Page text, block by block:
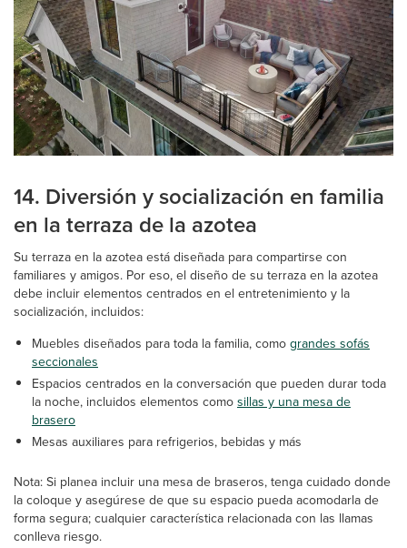
14. Diversión y socialización en familia
en la terraza de la azotea
Su terraza en la azotea está diseñada para compartirse con
familiares y amigos. Por eso, el diseño de su terraza en la azotea
debe incluir elementos centrados en el entretenimiento y la
socialización, incluidos:
Muebles diseñados para toda la familia, comograndes sofás
seccionales
Espacios centrados en la conversación que pueden durar toda
la noche, incluidos elementos comosillas y una mesa de
brasero
Mesas auxiliares para refrigerios, bebidas y más
Nota: Si planea incluir una mesa de braseros, tenga cuidado donde
la coloque y asegúrese de que su espacio pueda acomodarla de
forma segura; cualquier característica relacionada con las llamas
conlleva riesgo.